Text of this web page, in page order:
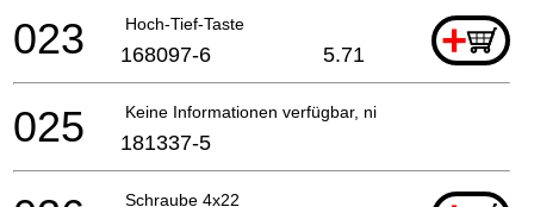
Hoch-Tief-Taste +
023 168097-6 5.71
Keine Informationen verfügbar, nicht bestellbar
025 181337-5
Schraube 4x22